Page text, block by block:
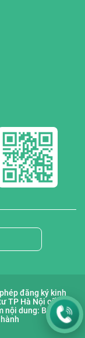
đăng ký kinh
TP Hà Nội cấp lần
nội dung: Bà